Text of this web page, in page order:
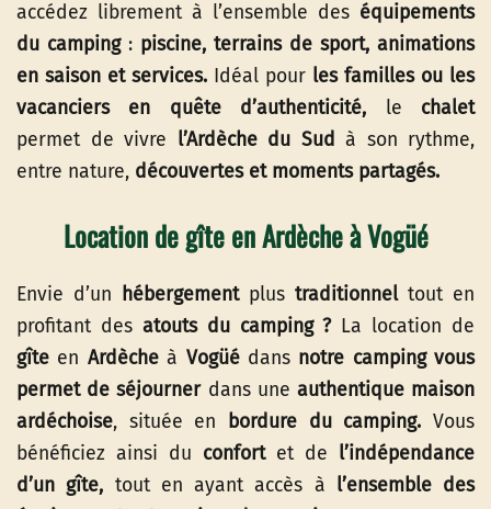
accédez librement à l’ensemble des équipements
du camping: piscine, terrains de sport, animations
en saison et services. Idéal pour les familles ou les
vacanciers en quête d’authenticité, le chalet
permet de vivre l’Ardèche du Sud à son rythme,
entre nature, découvertes et moments partagés.
Location de gîte en Ardèche à Vogüé
Envie d’un hébergementplus traditionneltout en
profitant desatouts du camping ?La location de
gîte en Ardècheà Vogüédans notre camping vous
permet de séjourner dans une authentique maison
ardéchoise, située en bordure du camping. Vous
bénéficiez ainsi du confortet de l’indépendance
d’un gîte, tout en ayant accès à l’ensemble des